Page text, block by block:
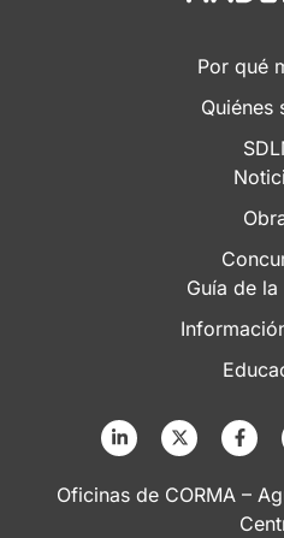
Por qué
Quiénes
Guía de la
Oficinas de CORMA –